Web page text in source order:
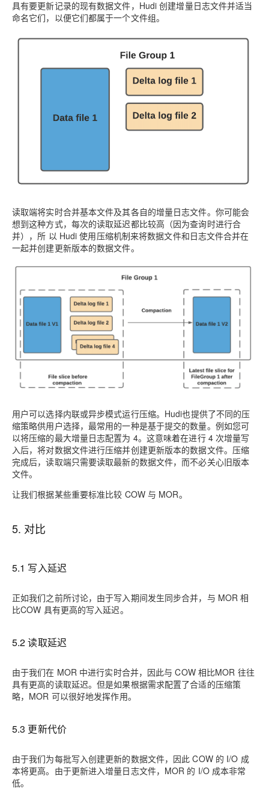
具有要更新记录的现有数据文件，Hudi 创建增量日志文件并适当
命名它们，以便它们都属于一个文件组。
读取端将实时合并基本文件及其各自的增量日志文件。你可能会
想到这种方式，每次的读取延迟都比较高（因为查询时进行合
并），所 以 Hudi 使用压缩机制来将数据文件和日志文件合并在
一起并创建更新版本的数据文件。
用户可以选择内联或异步模式运行压缩。Hudi也提供了不同的压
缩策略供用户选择，最常用的一种是基于提交的数量。例如您可
以将压缩的最大增量日志配置为 4。这意味着在进行 4 次增量写
入后，将对数据文件进行压缩并创建更新版本的数据文件。压缩
完成后，读取端只需要读取最新的数据文件，而不必关心旧版本
文件。
让我们根据某些重要标准比较 COW 与 MOR。
5. 对比
5.1 写入延迟
正如我们之前所讨论，由于写入期间发生同步合并，与 MOR 相
比COW 具有更高的写入延迟。
5.2 读取延迟
由于我们在 MOR 中进行实时合并，因此与 COW 相比MOR 往往
具有更高的读取延迟。但是如果根据需求配置了合适的压缩策
略，MOR 可以很好地发挥作用。
5.3 更新代价
由于我们为每批写入创建更新的数据文件，因此 COW 的 I/O 成
本将更高。由于更新进入增量日志文件，MOR 的 I/O 成本非常
低。